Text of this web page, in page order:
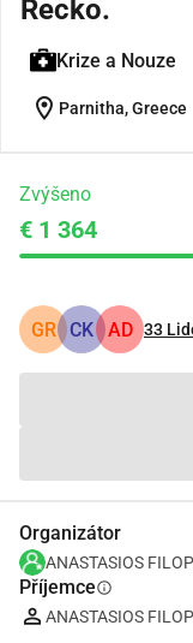
Řecko.
Krize a Nouze
location_on Parnitha, Greece
Zvýšeno
€ 1 364
GR CK AD 33
Organizátor
ANASTASIOS
Příjemceinfo
ANASTASIOS